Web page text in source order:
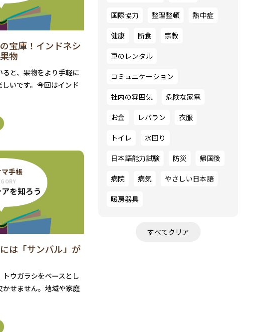
宝庫！インドネシ
物
と、果物をより手軽に
いです。今回はインド
手帳
を知ろう
は「サンバル」が
ウガラシをベースとし
せません。地域や家庭
国際協力 整理整頓 熱中症
健康 断食 宗教
車のレンタル
コミュニケーション
社内の雰囲気 危険な家電
お金 レバラン 衣服
トイレ 水回り
日本語能力試験 防災 帰国後
病院 病気 やさしい日本語
暖房器具